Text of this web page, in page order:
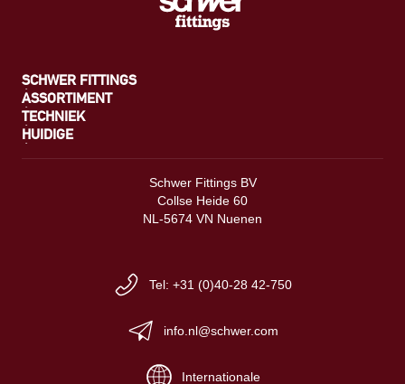
SCHWER FITTINGS
ASSORTIMENT
TECHNIEK
HUIDIGE
Schwer Fittings BV
Collse Heide 60
NL-5674 VN Nuenen
Tel: +31 (0)40-28 42-750
info.nl@schwer.com
Internationale